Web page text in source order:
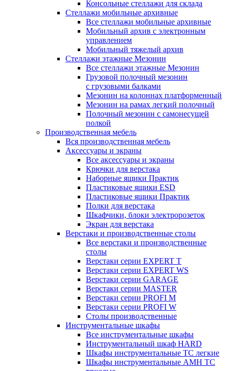
Консольные стеллажи для склада
Стеллажи мобильные архивные
Все стеллажи мобильные архивные
Мобильный архив с электронным
управлением
Мобильный тяжелый архив
Стеллажи этажные Мезонин
Все стеллажи этажные Мезонин
Грузовой полочный мезонин
с грузовыми балками
Мезонин на колоннах платформенный
Мезонин на рамах легкий полочный
Полочный мезонин с самонесущей
полкой
Производственная мебель
Вся производственная мебель
Аксессуары и экраны
Все аксессуары и экраны
Крючки для верстака
Наборные ящики Практик
Пластиковые ящики ESD
Пластиковые ящики Практик
Полки для верстака
Шкафчики, блоки электророзеток
Экран для верстака
Верстаки и производственные столы
Все верстаки и производственные
столы
Верстаки серии EXPERT T
Верстаки серии EXPERT WS
Верстаки серии GARAGE
Верстаки серии MASTER
Верстаки серии PROFI M
Верстаки серии PROFI W
Столы производственные
Инструментальные шкафы
Все инструментальные шкафы
Инструментальный шкаф HARD
Шкафы инструментальные ТС легкие
Шкафы инструментальные AMH TC